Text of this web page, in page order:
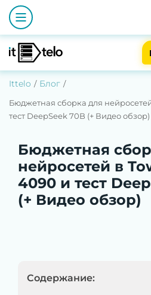
Ittelo Блог
Бюджетная сборка для
тест DeepSeek 70B (+ Видео обзор)
Бюджетная
нейросетей в
4090 и тест
(+ Видео обзор)
Содержание: